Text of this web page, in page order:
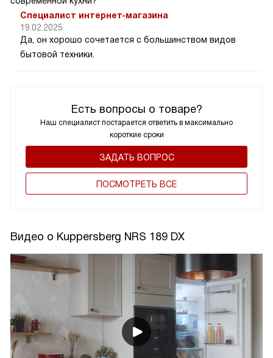
Есть вопросы о товаре?
Наш специалист постарается ответить в максимально
короткие сроки
ЗАДАТЬ ВОПРОС
ПОCМОТРЕТЬ ВСЕ
Специалист интернет-магазина
19.02.2025
Да, он хорошо сочетается с большинством видов
бытовой техники.
Видео о Kuppersberg NRS 189 DX